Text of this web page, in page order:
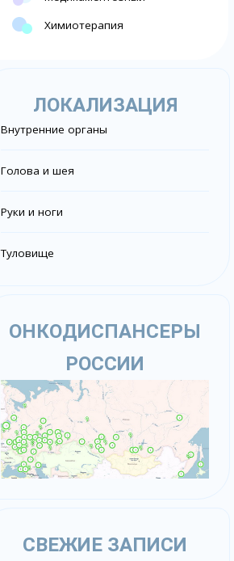
Химиотерапия
ЛОКАЛИЗАЦИЯ
Внутренние органы
Голова и шея
Руки и ноги
Туловище
ОНКОДИСПАНСЕРЫ
РОССИИ
СВЕЖИЕ ЗАПИСИ